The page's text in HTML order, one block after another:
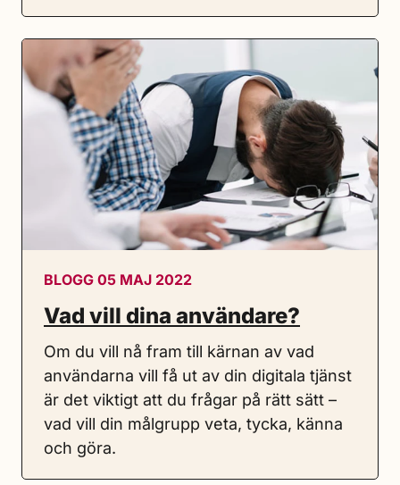
BLOGG 05 MAJ 2022
Vad vill dina användare?
Om du vill nå fram till kärnan av vad
användarna vill få ut av din digitala tjänst
är det viktigt att du frågar på rätt sätt –
vad vill din målgrupp veta, tycka, känna
och göra.